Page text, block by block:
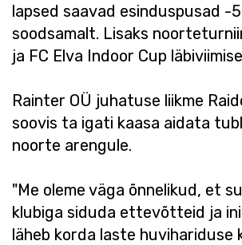
lapsed saavad esinduspusad -
soodsamalt. Lisaks
ja FC Elva Indoor Cup
Rainter OÜ juhatuse liikme
soovis ta igati kaasa aidata
noorte arengule.
"Me oleme väga õnnelikud, et
klubiga siduda ettevõtteid ja
läheb korda laste huvihariduse